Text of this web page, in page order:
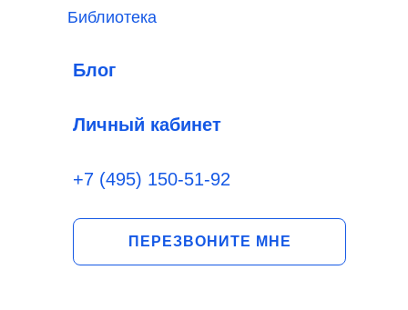
ПЕРЕЗВОНИТЕ МНЕ
Библиотека
Блог
Личный кабинет
+7 (495) 150-51-92